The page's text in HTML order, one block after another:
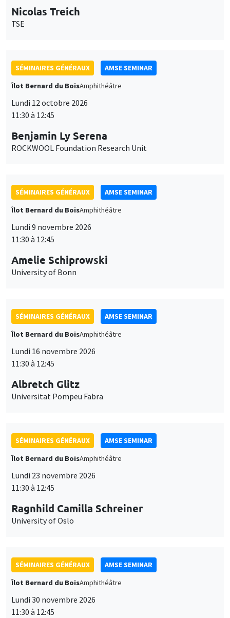
Nicolas Treich
TSE
SÉMINAIRES GÉNÉRAUX
AMSE SEMINAR
Îlot Bernard du BoisAmphithéâtre
Lundi 12 octobre 2026
11:30 à 12:45
Benjamin Ly Serena
ROCKWOOL Foundation Research Unit
SÉMINAIRES GÉNÉRAUX
AMSE SEMINAR
Îlot Bernard du BoisAmphithéâtre
Lundi 9 novembre 2026
11:30 à 12:45
Amelie Schiprowski
University of Bonn
SÉMINAIRES GÉNÉRAUX
AMSE SEMINAR
Îlot Bernard du BoisAmphithéâtre
Lundi 16 novembre 2026
11:30 à 12:45
Albretch Glitz
Universitat Pompeu Fabra
SÉMINAIRES GÉNÉRAUX
AMSE SEMINAR
Îlot Bernard du BoisAmphithéâtre
Lundi 23 novembre 2026
11:30 à 12:45
Ragnhild Camilla Schreiner
University of Oslo
SÉMINAIRES GÉNÉRAUX
AMSE SEMINAR
Îlot Bernard du BoisAmphithéâtre
Lundi 30 novembre 2026
11:30 à 12:45